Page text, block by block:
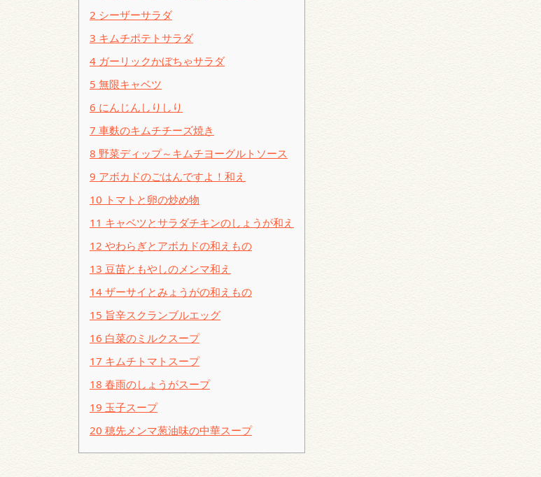
2 シーザーサラダ
3 キムチポテトサラダ
4 ガーリックかぼちゃサラダ
5 無限キャベツ
6 にんじんしりしり
7 車麩のキムチチーズ焼き
8 野菜ディップ～キムチヨーグルトソース
9 アボカドのごはんですよ！和え
10 トマトと卵の炒め物
11 キャベツとサラダチキンのしょうが和え
12 やわらぎとアボカドの和えもの
13 豆苗ともやしのメンマ和え
14 ザーサイとみょうがの和えもの
15 旨辛スクランブルエッグ
16 白菜のミルクスープ
17 キムチトマトスープ
18 春雨のしょうがスープ
19 玉子スープ
20 穂先メンマ葱油味の中華スープ